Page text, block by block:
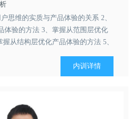
思维的实质与产品体验的关系 2、
体验的方法 3、掌握从范围层优化
从结构层优化产品体验的方法 5、
内训详情